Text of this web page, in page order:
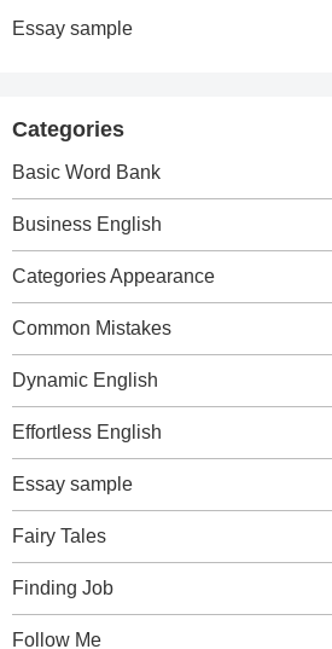
Essay sample
Categories
Basic Word Bank
Business English
Categories Appearance
Common Mistakes
Dynamic English
Effortless English
Essay sample
Fairy Tales
Finding Job
Follow Me